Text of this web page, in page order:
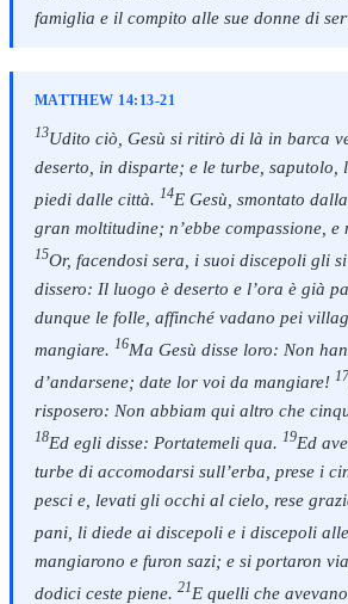
famiglia e il compito alle sue donne di
MATTHEW 14:13-21
13Udito ciò, Gesù si ritirò di là in barca
deserto, in disparte; e le turbe, saputolo,
piedi dalle città. 14E Gesù, smontato
gran moltitudine; n’ebbe compassione, e
15Or, facendosi sera, i suoi discepoli gli
dissero: Il luogo è deserto e l’ora è già
dunque le folle, affinché vadano pei
mangiare. 16Ma Gesù disse loro: Non
d’andarsene; date lor voi da mangiare! 17
risposero: Non abbiam qui altro che
18Ed egli disse: Portatemeli qua. 19Ed
turbe di accomodarsi sull’erba, prese i
pesci e, levati gli occhi al cielo, rese
pani, li diede ai discepoli e i discepoli
mangiarono e furon sazi; e si portaron
dodici ceste piene. 21E quelli che